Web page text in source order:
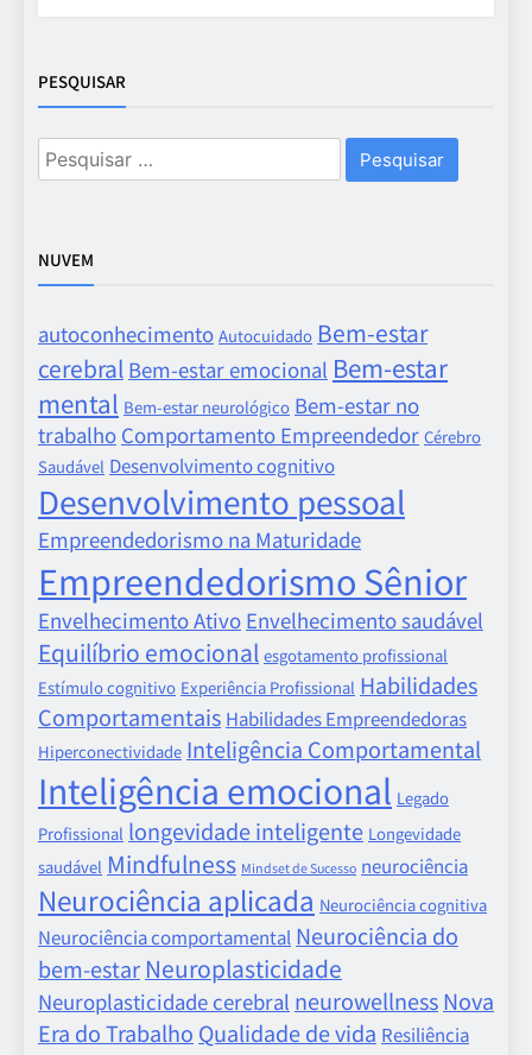
PESQUISAR
Pesquisar
por:
NUVEM
autoconhecimento Autocuidado Bem-estar
cerebral Bem-estar emocional Bem-estar
mental Bem-estar neurológico Bem-estar no
trabalho Comportamento Empreendedor Cérebro
Saudável Desenvolvimento cognitivo
Desenvolvimento pessoal
Empreendedorismo na Maturidade
Empreendedorismo Sênior
Envelhecimento Ativo Envelhecimento saudável
Equilíbrio emocional esgotamento profissional
Estímulo cognitivo Experiência Profissional Habilidades
Comportamentais Habilidades Empreendedoras
Hiperconectividade Inteligência Comportamental
Inteligência emocional Legado
Profissional longevidade inteligente Longevidade
saudável Mindfulness Mindset de Sucesso neurociência
Neurociência aplicada Neurociência cognitiva
Neurociência comportamental Neurociência do
bem-estar Neuroplasticidade
Neuroplasticidade cerebral neurowellnessNova
Era do Trabalho Qualidade de vida Resiliência